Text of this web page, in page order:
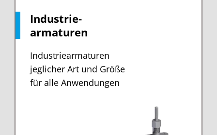
Industrie-
armaturen
Industriearmaturen
jeglicher Art und Größe
für alle Anwendungen